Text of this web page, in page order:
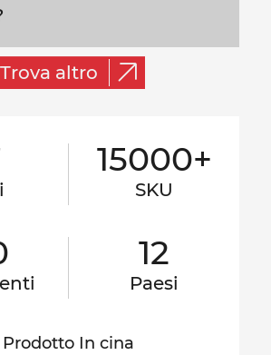
15000+
SKU
12
Paesi
Prodotto In cina
Trova altro